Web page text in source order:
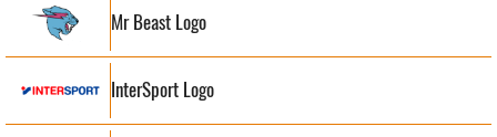
Mr Beast Logo
InterSport Logo